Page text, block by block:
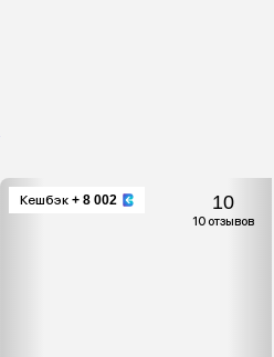
Кешбэк + 8 002 10
10 отзывов